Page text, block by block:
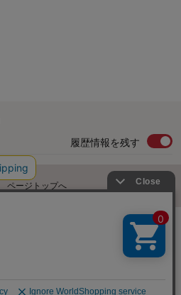
履歴情報を残す
ページトップへ